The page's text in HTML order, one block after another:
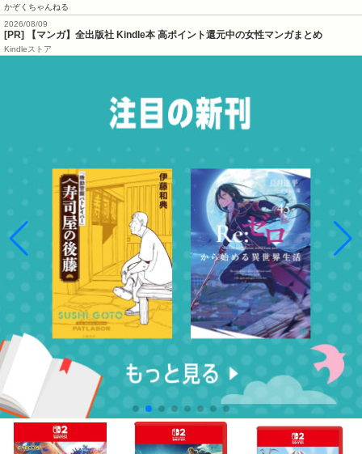
かぞくちゃんねる
2026/08/09
[PR] 【マンガ】全出版社 Kindle本 高ポイント還元中の女性マンガまとめ
Kindleストア